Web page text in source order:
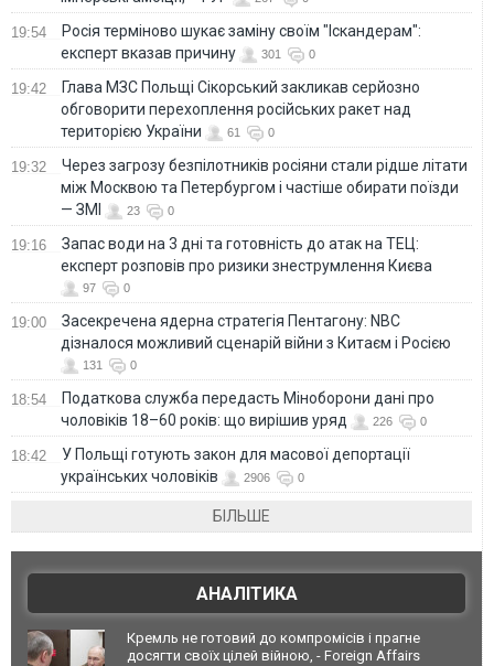
19:54
Росія терміново шукає заміну своїм "Іскандерам":
експерт вказав причину
301 0
19:42
Глава МЗС Польщі Сікорський закликав серйозно
обговорити перехоплення російських ракет над
територією України
61 0
19:32
Через загрозу безпілотників росіяни стали рідше літати
між Москвою та Петербургом і частіше обирати поїзди
— ЗМІ
23 0
19:16
Запас води на 3 дні та готовність до атак на ТЕЦ:
експерт розповів про ризики знеструмлення Києва
97 0
19:00
Засекречена ядерна стратегія Пентагону: NBC
дізналося можливий сценарій війни з Китаєм і Росією
131 0
18:54
Податкова служба передасть Міноборони дані про
чоловіків 18–60 років: що вирішив уряд
226 0
18:42
У Польщі готують закон для масової депортації
українських чоловіків
2906 0
БІЛЬШЕ
АНАЛІТИКА
Кремль не готовий до компромісів і прагне
досягти своїх цілей війною, - Foreign Affairs